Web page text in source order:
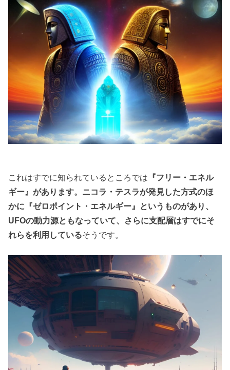
これはすでに知られているところでは 『フリー・エネル
ギー』があります。ニコラ・テスラが発見した方式のほ
かに『ゼロポイント・エネルギー』というものがあり、
UFOの動力源ともなっていて、さらに支配層はすでにそ
れらを利用しているそうです。